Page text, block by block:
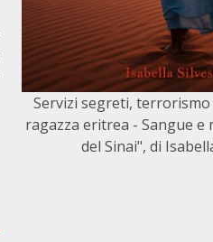
Servizi segreti,
ragazza eritrea - Sangue e
del Sinai", di